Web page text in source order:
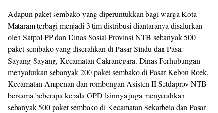
Adapun paket sembako yang diperuntukkan bagi warga Kota
Mataram terbagi menjadi 3 tim distribusi diantaranya disalurkan
oleh Satpol PP dan Dinas Sosial Provinsi NTB sebanyak 500
paket sembako yang diserahkan di Pasar Sindu dan Pasar
Sayang-Sayang, Kecamatan Cakranegara. Dinas Perhubungan
menyalurkan sebanyak 200 paket sembako di Pasar Kebon Roek,
Kecamatan Ampenan dan rombongan Asisten II Setdaprov NTB
bersama beberapa kepala OPD lainnya juga menyerahkan
sebanyak 500 paket sembako di Kecamatan Sekarbela dan Pasar